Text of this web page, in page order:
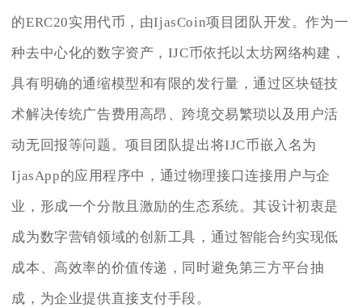
的ERC20实用代币，由IjasCoin项目团队开发。作为一
种去中心化的数字资产，IJC币依托以太坊网络构建，
具有明确的通缩模型和有限的发行量，通过区块链技
术解决传统广告费用高昂、跨境交易繁琐以及用户活
动无回报等问题。项目团队提出将IJC币嵌入名为
IjasApp的应用程序中，通过物理接口连接用户与企
业，形成一个分散且激励的生态系统。其设计初衷是
成为数字营销领域的创新工具，通过智能合约实现低
成本、高效率的价值传递，同时避免第三方平台抽
成，为企业提供直接支付手段。